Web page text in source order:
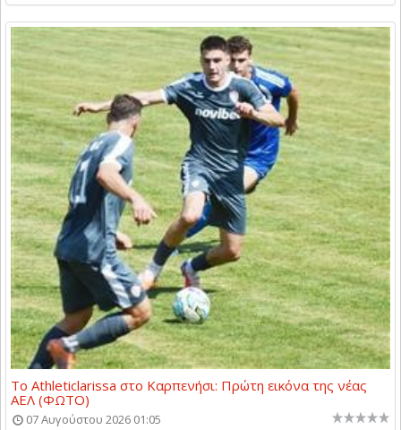
Το Athleticlarissa στο Καρπενήσι: Πρώτη εικόνα της νέας
ΑΕΛ (ΦΩΤΟ)
07 Αυγούστου 2026 01:05